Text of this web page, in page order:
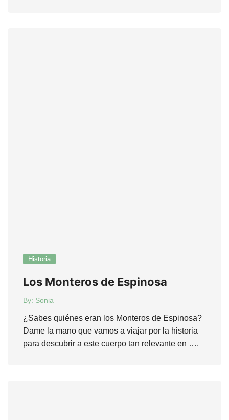
Historia
Los Monteros de Espinosa
By: Sonia
¿Sabes quiénes eran los Monteros de Espinosa?
Dame la mano que vamos a viajar por la historia
para descubrir a este cuerpo tan relevante en ….